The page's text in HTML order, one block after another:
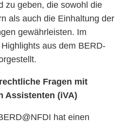
zu geben, die sowohl die
als auch die Einhaltung der
gewährleisten. Im
aus dem BERD-
Fragen mit
Assistenten (iVA)
hat einen